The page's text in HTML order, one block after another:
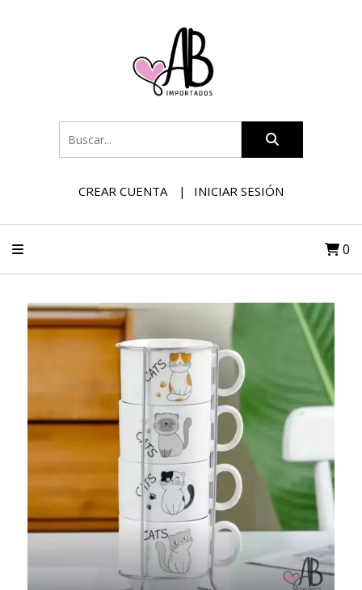
CREAR CUENTA INICIAR SESIÓN
0